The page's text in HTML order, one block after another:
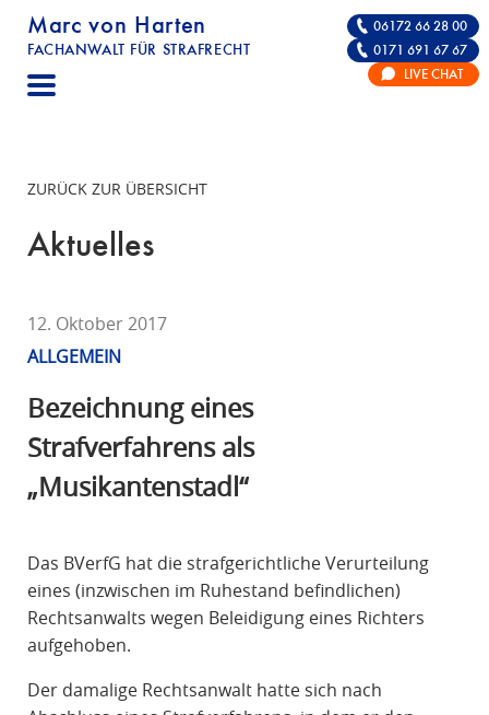
Marc von Harten
FACHANWALT FÜR STRAFRECHT
STRAFRECHT | RECHTSANWALT FÜR DIE
06172 66 28 00
0171 691 67 67
LIVE CHAT
ZURÜCK ZUR ÜBERSICHT
Aktuelles
12. Oktober 2017
ALLGEMEIN
Bezeichnung eines
Strafverfahrens als
„Musikantenstadl“
Das BVerfG hat die strafgerichtliche Verurteilung
eines (inzwischen im Ruhestand befindlichen)
Rechtsanwalts wegen Beleidigung eines Richters
aufgehoben.
Der damalige Rechtsanwalt hatte sich nach